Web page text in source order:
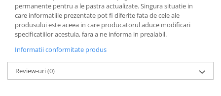
permanente pentru a le pastra actualizate. Singura situatie in
care informatiile prezentate pot fi diferite fata de cele ale
produsului este aceea in care producatorul aduce modificari
specificatiilor acestuia, fara a ne informa in prealabil.
Informatii conformitate produs
Review-uri(0)